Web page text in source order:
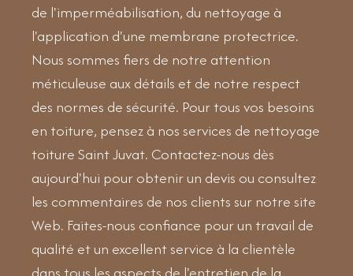
de l'imperméabilisation, du nettoyage à
l'application d'une membrane protectrice.
Nous sommes fiers de notre attention
méticuleuse aux détails et de notre respect
des normes de sécurité. Pour tous vos besoins
en toiture, pensez à nos services de nettoyage
toiture Saint Juvat. Contactez-nous dès
aujourd'hui pour obtenir un devis ou consultez
les commentaires de nos clients sur notre site
Web. Faites-nous confiance pour un travail de
qualité et un excellent service à la clientèle